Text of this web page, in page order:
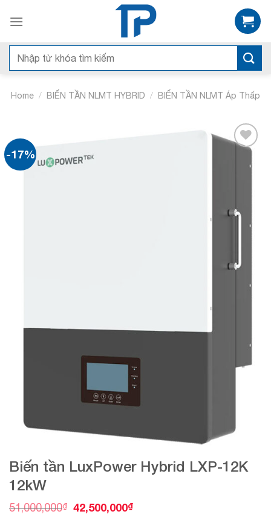
qua
dungSearch
Home / BIẾN TẦN NLMT HYBRID / BIẾN TẦN NLMT Áp Thấp
-17%
Biến tần LuxPower Hybrid LXP-12K
12kW
51,000,000₫
O
42,500,000₫C